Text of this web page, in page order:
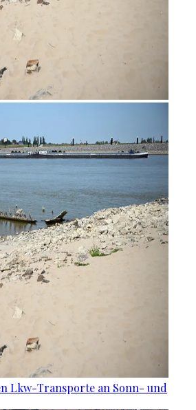
Lkw-Transporte an Sonn- und